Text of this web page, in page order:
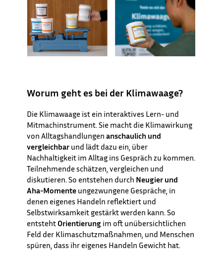
Worum geht es bei der Klimawaage?
Die Klimawaage ist ein interaktives Lern- und
Mitmachinstrument. Sie macht die Klimawirkung
von Alltagshandlungen anschaulich und
vergleichbarund lädt dazu ein, über
Nachhaltigkeit im Alltag ins Gespräch zu kommen.
Teilnehmende schätzen, vergleichen und
diskutieren. So entstehen durch Neugier und
Aha-Momenteungezwungene Gespräche, in
denen eigenes Handeln reflektiert und
Selbstwirksamkeit gestärkt werden kann. So
entsteht Orientierungim oft unübersichtlichen
Feld der Klimaschutzmaßnahmen, und Menschen
spüren, dass ihr eigenes Handeln Gewicht hat.